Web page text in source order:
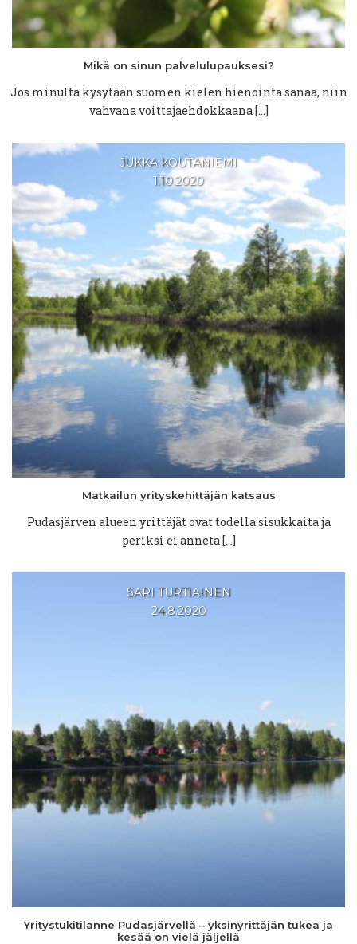
Mikä on sinun palvelulupauksesi?
Jos minulta kysytään suomen kielen hienointa sanaa, niin
vahvana voittajaehdokkaana […]
JUKKA KOUTANIEMI
1.10.2020
Matkailun yrityskehittäjän katsaus
Pudasjärven alueen yrittäjät ovat todella sisukkaita ja
periksi ei anneta […]
SARI TURTIAINEN
24.8.2020
Yritystukitilanne Pudasjärvellä – yksinyrittäjän tukea ja
kesää on vielä jäljellä